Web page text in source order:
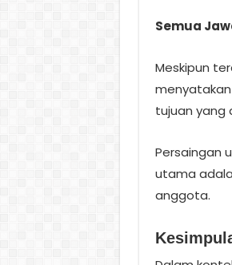
Semua
Meskipun
tujuan yang
Persaingan
utama
anggota.